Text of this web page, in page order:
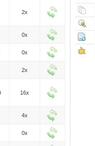
2x
0x
0x
2x
16x
4x
0x